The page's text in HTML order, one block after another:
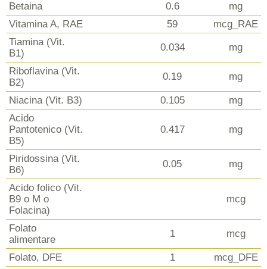
Betaina
0.6
mg
Vitamina A, RAE
59
mcg_RAE
Tiamina (Vit.
B1)
0.034 mg
Riboflavina (Vit.
B2)
0.19 mg
Niacina (Vit. B3) 0.105
mg
Acido
Pantotenico (Vit.
B5)
0.417 mg
Piridossina (Vit.
B6)
0.05 mg
Acido folico (Vit.
B9 o M o
Folacina)
mcg
Folato
alimentare
1 mcg
Folato, DFE 1
mcg_DFE